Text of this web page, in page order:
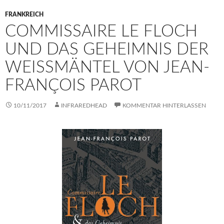
FRANKREICH
COMMISSAIRE LE FLOCH
UND DAS GEHEIMNIS DER
WEISSMÄNTEL VON JEAN-F
RANÇOIS PAROT
10/11/2017 INFRAREDHEAD KOMMENTAR HINTERLASSEN